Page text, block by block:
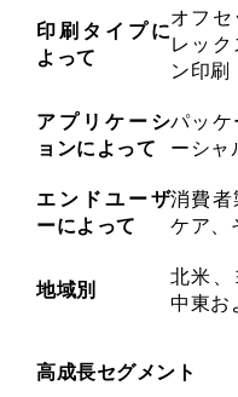
印刷タイプに
よって
オフ
レッ
ン印刷
アプリケーシ
ョンによって
パッケ
ーシャ
エンドユーザ
ーによって
消費者
ケア、
地域別
北米、
中東お
高成長セグメント